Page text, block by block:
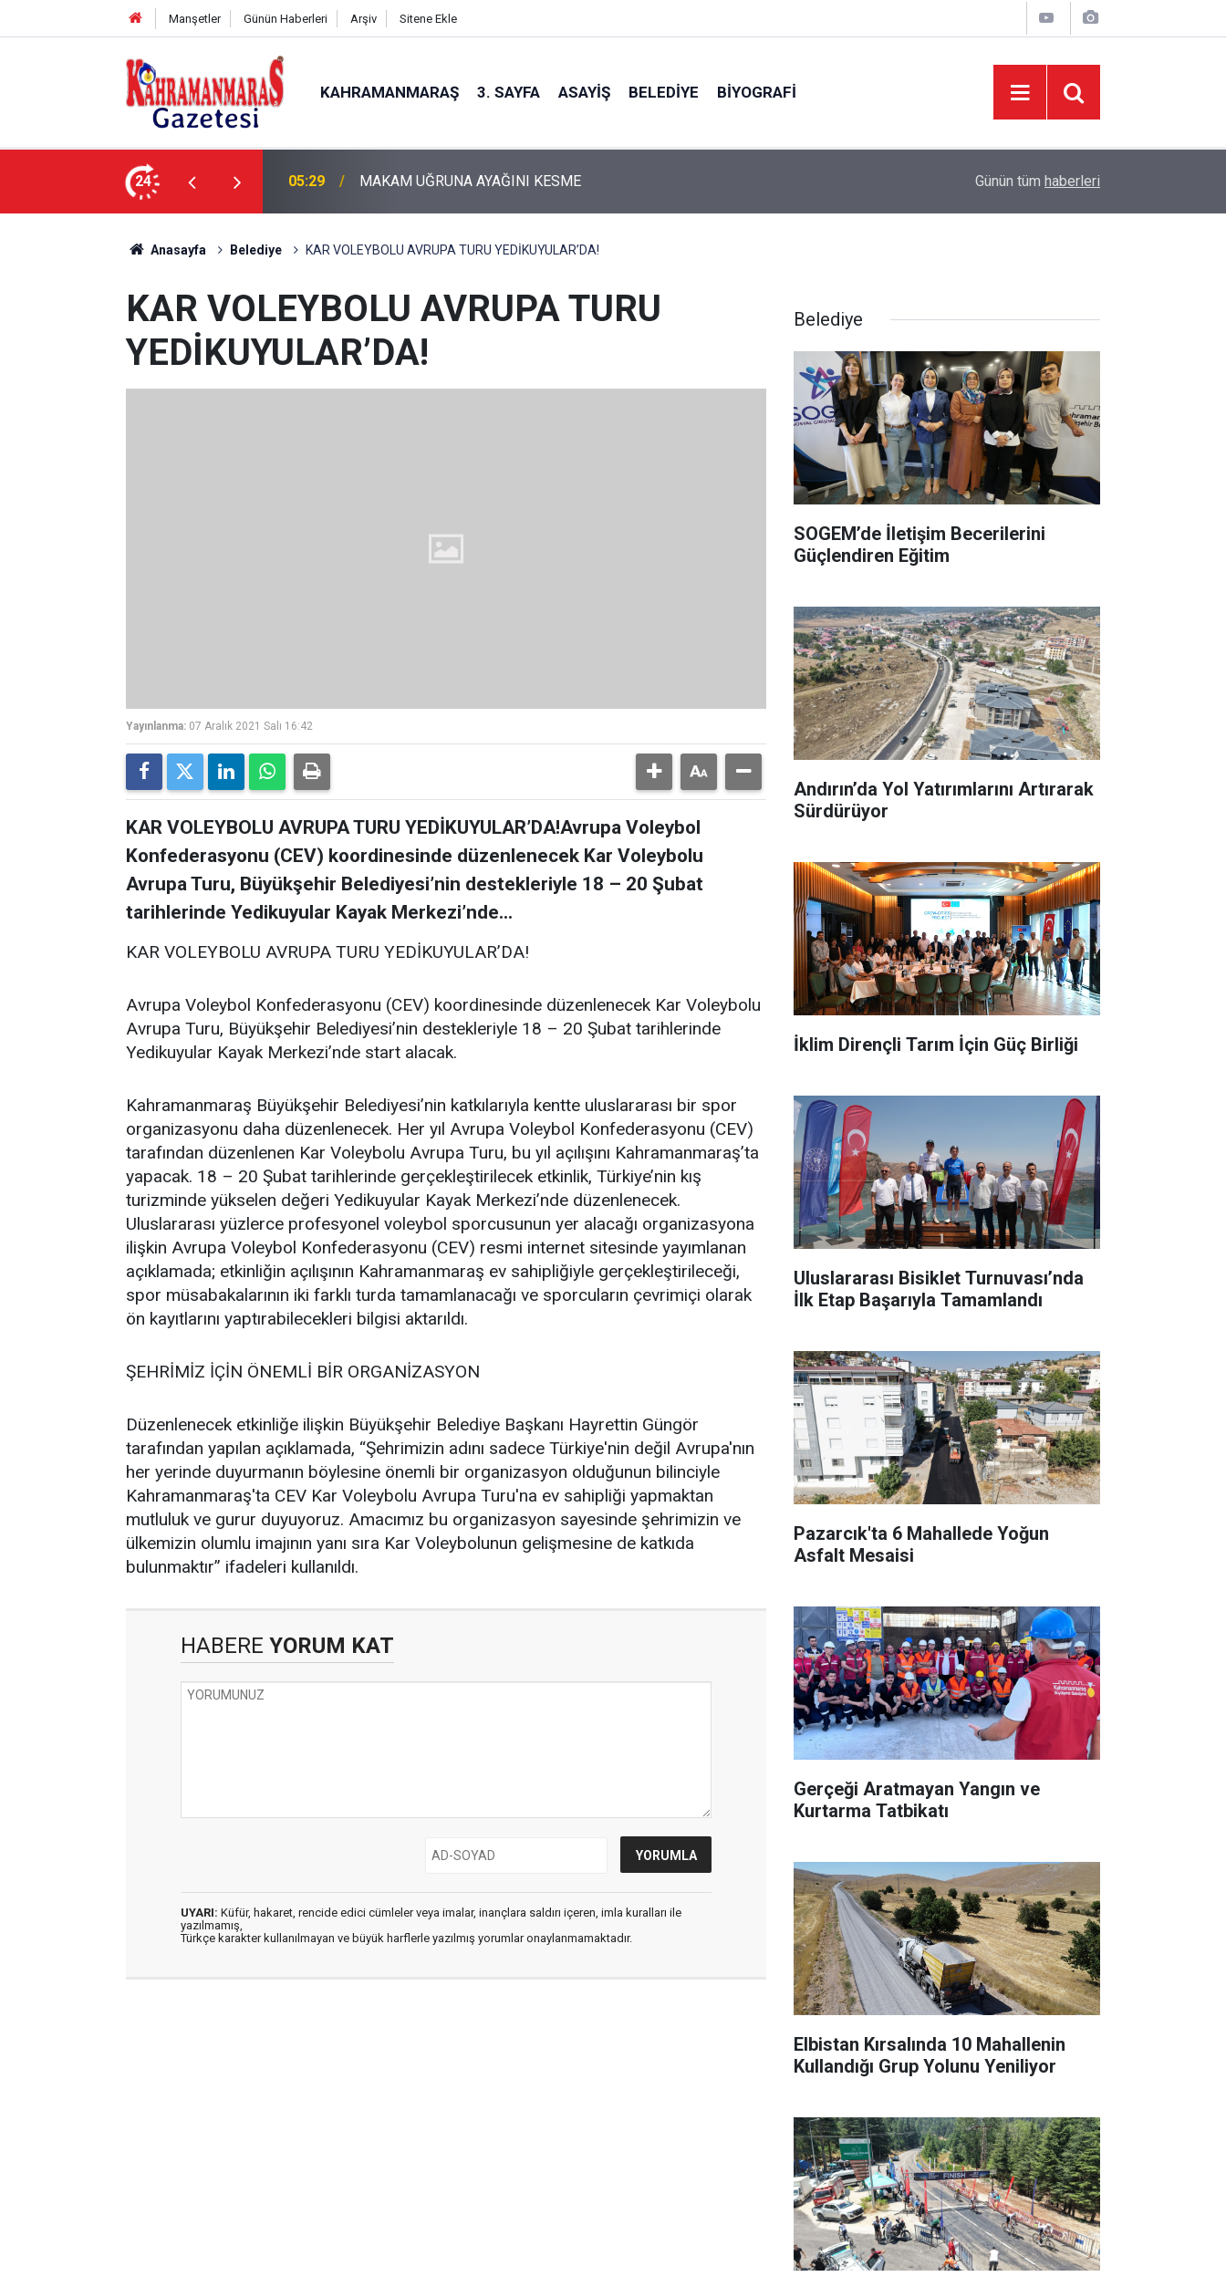
Manşetler Günün Haberleri Arşiv Sitene Ekle
KAHRAMANMARAŞ 3. SAYFA ASAYIŞ BELEDIYE BIYOGRAFI
24 05:11 Bugün Dosta Gidiyorum! “Okul yaptıracağım, devlete bağışlayacağım.”
Günün tüm haberleri
Anasayfa Belediye KAR VOLEYBOLU AVRUPA TURU YEDİKUYULAR’DA!
KAR VOLEYBOLU AVRUPA TURU
YEDİKUYULAR’DA!
Yayınlanma: 07 Aralık 2021 Salı 16:42
KAR VOLEYBOLU AVRUPA TURU YEDİKUYULAR’DA!Avrupa Voleybol
Konfederasyonu (CEV) koordinesinde düzenlenecek Kar Voleybolu
Avrupa Turu, Büyükşehir Belediyesi’nin destekleriyle 18 – 20 Şubat
tarihlerinde Yedikuyular Kayak Merkezi’nde...
KAR VOLEYBOLU AVRUPA TURU YEDİKUYULAR’DA!
Avrupa Voleybol Konfederasyonu (CEV) koordinesinde düzenlenecek Kar Voleybolu
Avrupa Turu, Büyükşehir Belediyesi’nin destekleriyle 18 – 20 Şubat tarihlerinde
Yedikuyular Kayak Merkezi’nde start alacak.
Kahramanmaraş Büyükşehir Belediyesi’nin katkılarıyla kentte uluslararası bir spor
organizasyonu daha düzenlenecek. Her yıl Avrupa Voleybol Konfederasyonu (CEV)
tarafından düzenlenen Kar Voleybolu Avrupa Turu, bu yıl açılışını Kahramanmaraş’ta
yapacak. 18 – 20 Şubat tarihlerinde gerçekleştirilecek etkinlik, Türkiye’nin kış
turizminde yükselen değeri Yedikuyular Kayak Merkezi’nde düzenlenecek.
Uluslararası yüzlerce profesyonel voleybol sporcusunun yer alacağı organizasyona
ilişkin Avrupa Voleybol Konfederasyonu (CEV) resmi internet sitesinde yayımlanan
açıklamada; etkinliğin açılışının Kahramanmaraş ev sahipliğiyle gerçekleştirileceği,
spor müsabakalarının iki farklı turda tamamlanacağı ve sporcuların çevrimiçi olarak
ön kayıtlarını yaptırabilecekleri bilgisi aktarıldı.
ŞEHRİMİZ İÇİN ÖNEMLİ BİR ORGANİZASYON
Düzenlenecek etkinliğe ilişkin Büyükşehir Belediye Başkanı Hayrettin Güngör
tarafından yapılan açıklamada, “Şehrimizin adını sadece Türkiye'nin değil Avrupa'nın
her yerinde duyurmanın böylesine önemli bir organizasyon olduğunun bilinciyle
Kahramanmaraş'ta CEV Kar Voleybolu Avrupa Turu'na ev sahipliği yapmaktan
mutluluk ve gurur duyuyoruz. Amacımız bu organizasyon sayesinde şehrimizin ve
ülkemizin olumlu imajının yanı sıra Kar Voleybolunun gelişmesine de katkıda
bulunmaktır” ifadeleri kullanıldı.
HABERE YORUM KAT
UYARI: Küfür, hakaret, rencide edici cümleler veya imalar, inançlara saldırı içeren, imla kuralları ile
yazılmamış,
Türkçe karakter kullanılmayan ve büyük harflerle yazılmış yorumlar onaylanmamaktadır.
Belediye
SOGEM’de İletişim Becerilerini
Güçlendiren Eğitim
Andırın’da Yol Yatırımlarını Artırarak
Sürdürüyor
İklim Dirençli Tarım İçin Güç Birliği
Uluslararası Bisiklet Turnuvası’nda
İlk Etap Başarıyla Tamamlandı
Pazarcık'ta 6 Mahallede Yoğun
Asfalt Mesaisi
Gerçeği Aratmayan Yangın ve
Kurtarma Tatbikatı
Elbistan Kırsalında 10 Mahallenin
Kullandığı Grup Yolunu Yeniliyor